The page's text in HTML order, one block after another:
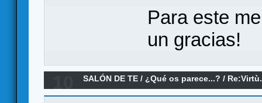
Para este
un gracias!
SALÓN DE TE /¿Qué os parece...? /